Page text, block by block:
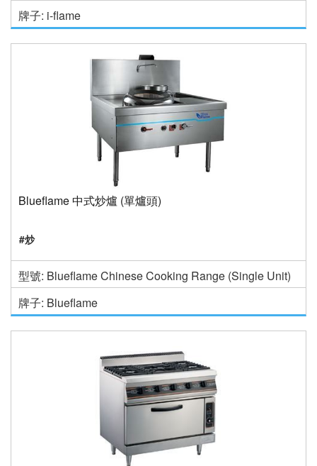
牌子: i-flame
Blueflame 中式炒爐 (單爐頭)
#炒
型號: Blueflame Chinese Cooking Range (Single Unit)
牌子: Blueflame